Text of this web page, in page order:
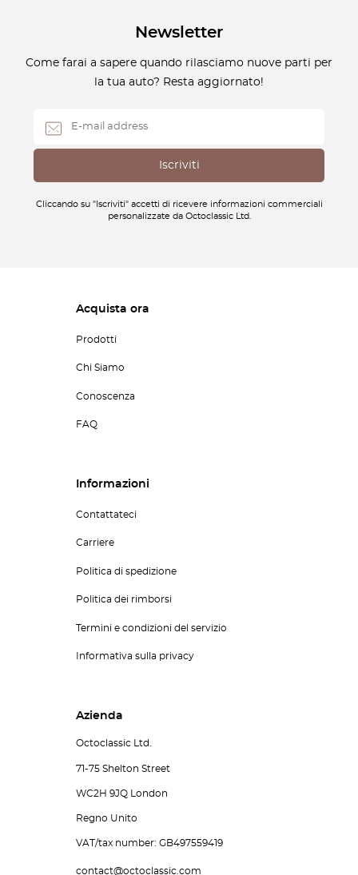
Newsletter
Come farai a sapere quando rilasciamo nuove parti per
la tua auto? Resta aggiornato!
Cliccando su "Iscriviti" accetti di ricevere informazioni commerciali
personalizzate da Octoclassic Ltd.
Acquista ora
Prodotti
Chi Siamo
Conoscenza
FAQ
Informazioni
Contattateci
Carriere
Politica di spedizione
Politica dei rimborsi
Termini e condizioni del servizio
Informativa sulla privacy
Azienda
Octoclassic Ltd.
71-75 Shelton Street
WC2H 9JQ London
Regno Unito
VAT/tax number: GB497559419
contact@octoclassic.com